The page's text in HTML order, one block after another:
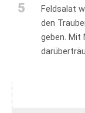
5
Feldsalat
den
geben. Mit